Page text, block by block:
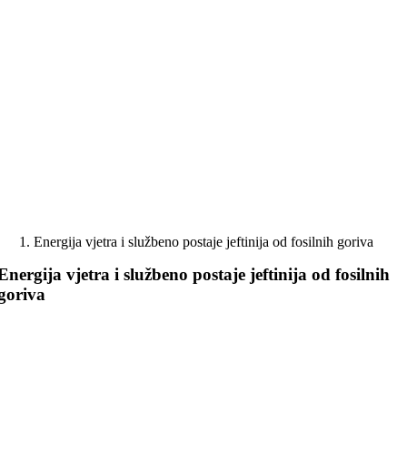
Energija vjetra i službeno postaje jeftinija od fosilnih goriva
vjetra i službeno postaje jeftinija od fosilnih